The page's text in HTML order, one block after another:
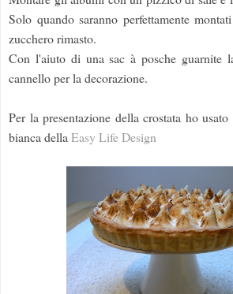
Solo quando saranno perfettamente
zucchero rimasto.
Con l'aiuto di una sac à posche guarnite
cannello per la decorazione.
Per la presentazione della crostata ho
bianca dellaEasy Life Design